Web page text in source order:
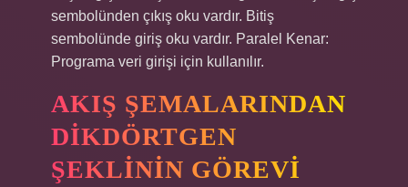
​​sembolünden çıkış oku vardır. Bitiş
sembolünde giriş oku vardır. Paralel Kenar:
Programa veri girişi için kullanılır.
AKIŞ ŞEMALARINDAN
DIKDÖRTGEN
ŞEKLININ GÖREVI